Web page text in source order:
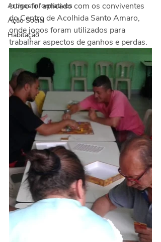
Artigos informativos
Ação Social
Habitação
curso foi aplicado com os conviventes
do Centro de Acolhida Santo Amaro,
onde jogos foram utilizados para
trabalhar aspectos de ganhos e perdas.